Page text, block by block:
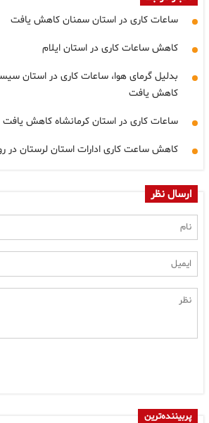
ساعات کاری در استان سمنان کاهش یافت
کاهش ساعات کاری در استان ایلام
بدلیل گرمای هوا، ساعات کاری در استان
کاهش یافت
ساعات کاری در استان کرمانشاه کاهش یافت
کاهش ساعت کاری ادارات استان لرستان در روزهای ۲۴
ارسال نظر
پربیننده‌ترین